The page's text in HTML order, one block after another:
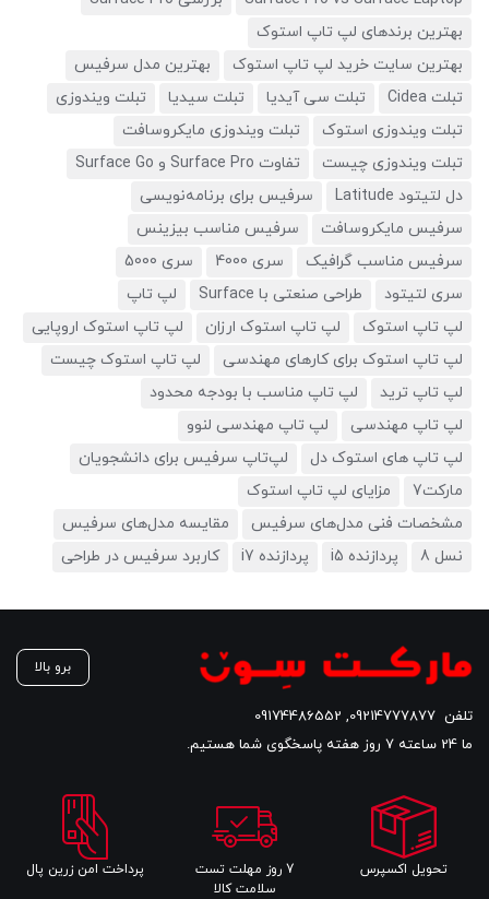
بهترین برندهای لپ تاپ استوک
بهترین سایت خرید لپ تاپ استوک
بهترین مدل سرفیس
تبلت Cidea
تبلت سی آیدیا تبلت سیدیا
تبلت ویندوزی
تبلت ویندوزی استوک
تبلت ویندوزی مایکروسافت
تبلت ویندوزی چیست
تفاوت Surface Pro و Surface Go
دل لتیتود Latitude
سرفیس برای برنامه‌نویسی
سرفیس مایکروسافت
سرفیس مناسب بیزینس
سرفیس مناسب گرافیک
سری 4000
سری 5000
سری لتیتود
طراحی صنعتی با Surface
لپ تاپ
لپ تاپ استوک
لپ تاپ استوک ارزان
لپ تاپ استوک اروپایی
لپ تاپ استوک برای کارهای مهندسی
لپ تاپ استوک چیست
لپ تاپ ترید
لپ تاپ مناسب با بودجه محدود
لپ تاپ مهندسی
لپ تاپ مهندسی لنوو
لپ تاپ های استوک دل
لپ‌تاپ سرفیس برای دانشجویان
مارکت7
مزایای لپ تاپ استوک
مشخصات فنی مدل‌های سرفیس
مقایسه مدل‌های سرفیس
نسل 8
پردازنده i5 پردازنده i7 کاربرد سرفیس در طراحی
برو بالا
تلفن 09214777877
,
09174486552
ما 24 ساعته 7 روز هفته پاسخگوی شما هستیم.
تحویل اکسپرس
7 روز مهلت تست
سلامت کالا
پرداخت امن زرین پال